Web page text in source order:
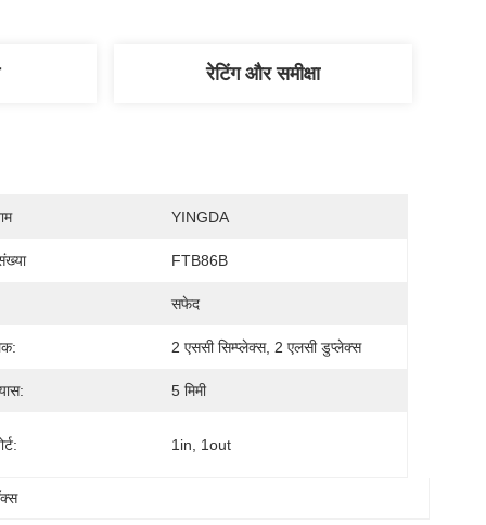
रेटिंग और समीक्षा
YINGDA
FTB86B
सफेद
2 एससी सिम्प्लेक्स, 2 एलसी डुप्लेक्स
5 मिमी
1in, 1out